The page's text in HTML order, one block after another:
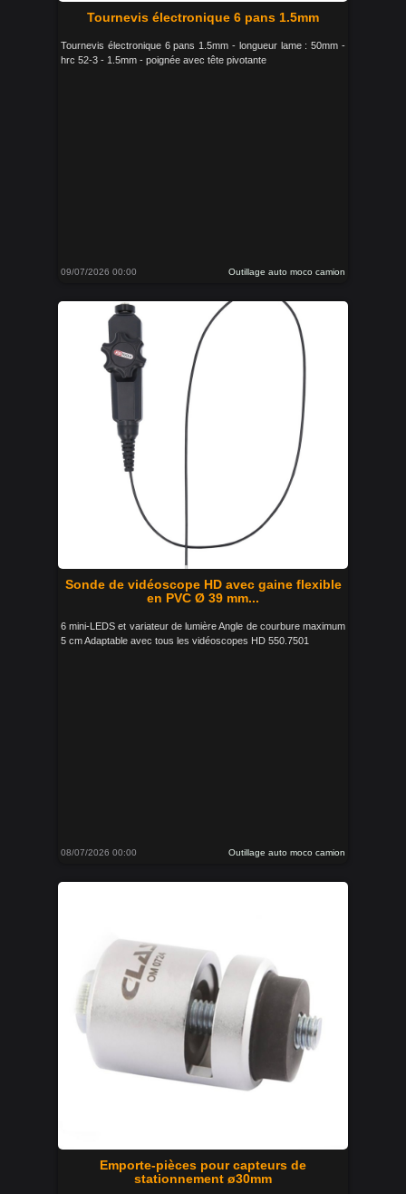
Tournevis électronique 6 pans 1.5mm
Tournevis électronique 6 pans 1.5mm - longueur lame : 50mm -
hrc 52-3 - 1.5mm - poignée avec tête pivotante
09/07/2026 00:00 Outillage auto moco camion
Sonde de vidéoscope HD avec gaine flexible
en PVC Ø 39 mm...
6 mini-LEDS et variateur de lumière Angle de courbure maximum
5 cm Adaptable avec tous les vidéoscopes HD 550.7501
08/07/2026 00:00 Outillage auto moco camion
Emporte-pièces pour capteurs de
stationnement ø30mm